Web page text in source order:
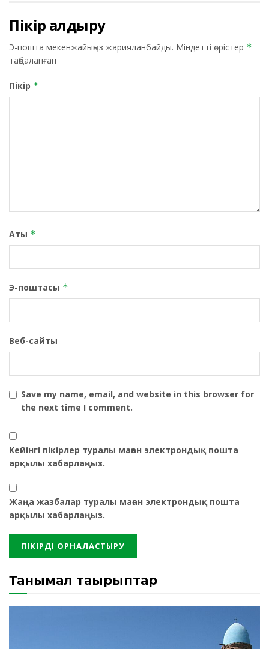
Пікір қалдыру
Э-пошта мекенжайыңыз жарияланбайды. Міндетті өрістер *
таңбаланған
Пікір *
Аты *
Э-поштасы *
Веб-сайты
Save my name, email, and website in this browser for
the next time I comment.
Кейінгі пікірлер туралы маған электрондық пошта
арқылы хабарлаңыз.
Жаңа жазбалар туралы маған электрондық пошта
арқылы хабарлаңыз.
Танымал тақырыптар